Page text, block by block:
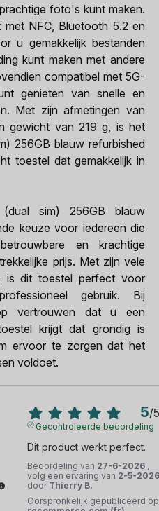
foto's kunt maken.
NFC, Bluetooth 5.2 en
u gemakkelijk bestanden
kunt maken met andere
compatibel met 5G-
genieten van snelle en
Met zijn afmetingen van
gewicht van 219 g, is het
256GB blauw refurbished
toestel dat gemakkelijk in
sim) 256GB blauw
keuze voor iedereen die
en krachtige
prijs. Met zijn vele
is dit toestel perfect voor
gebruik. Bij
vertrouwen dat u een
krijgt dat grondig is
ervoor te zorgen dat het
voldoet.
5/5
Gecontroleerde beoordeling
Dit product werkt perfect.
Beoordeling van 27-6-2026 ,
volg een ervaring van 2-5-2026
door Thierry B.
Oorspronkelijk gepubliceerd op